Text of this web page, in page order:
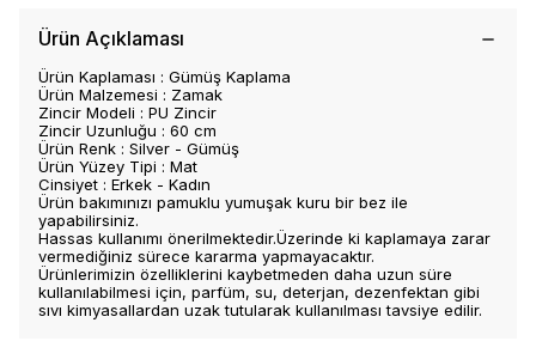
Ürün Açıklaması
Ürün Kaplaması : Gümüş Kaplama
Ürün Malzemesi : Zamak
Zincir Modeli : PU Zincir
Zincir Uzunluğu : 60 cm
Ürün Renk : Silver - Gümüş
Ürün Yüzey Tipi : Mat
Cinsiyet : Erkek - Kadın
Ürün bakımınızı pamuklu yumuşak kuru bir bez ile
yapabilirsiniz.
Hassas kullanımı önerilmektedir.Üzerinde ki kaplamaya zarar
vermediğiniz sürece kararma yapmayacaktır.
Ürünlerimizin özelliklerini kaybetmeden daha uzun süre
kullanılabilmesi için, parfüm, su, deterjan, dezenfektan gibi
sıvı kimyasallardan uzak tutularak kullanılması tavsiye edilir.